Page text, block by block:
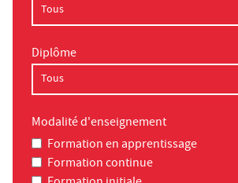
Diplôme
Modalité d'enseignement
Formation en apprentissage
Formation continue